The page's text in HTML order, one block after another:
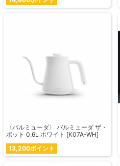
〈バルミューダ〉 バルミューダ ザ・
ポット 0.6L ホワイト [K07A-WH]
13,200ポイント